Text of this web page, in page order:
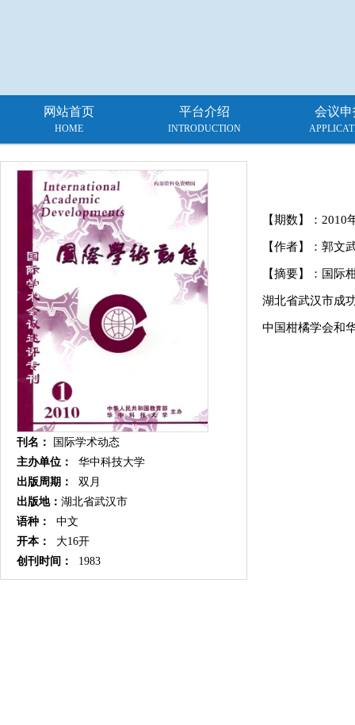
网站首页
HOME
平台介绍
INTRODUCTION
会议申
刊名：
国际学术动态
主办单位：
华中科技大学
出版周期：
双月
出版地： 湖北省武汉市
语种：
中文
开本：
大16开
创刊时间：
1983
【期数】： 2010
【作者】：郭文
【摘要】：国际
湖北省武汉市成
中国柑橘学会和